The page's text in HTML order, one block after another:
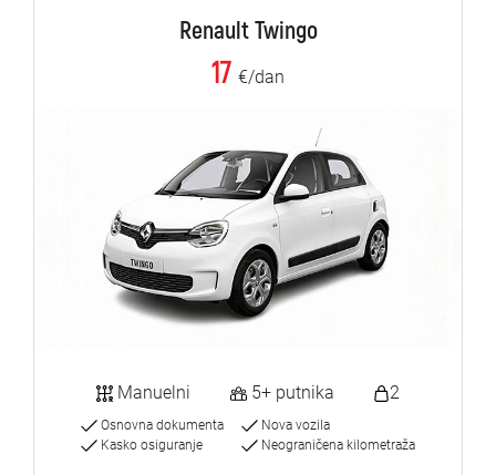
Renault Twingo
17 €/dan
Manuelni 5+ putnika 2
Osnovna dokumenta
Kasko osiguranje
Nova vozila
Neograničena kilometraža